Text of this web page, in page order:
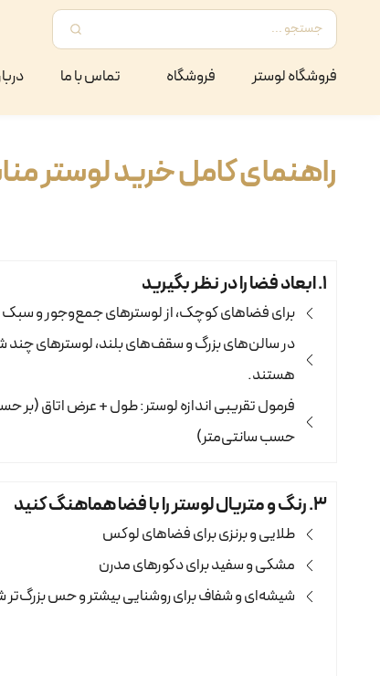
فروشگاه لوستر
فروشگاه تماس با ما
راهنمای کامل خرید لوستر
۱. ابعاد فضا را در نظر بگیرید
برای فضاهای کوچک، از لوسترهای جمع‌وجور و سبک
در سالن‌های بزرگ و سقف‌های بلند، لوسترهای چند
هستند.
حسب سانتی‌متر)
۳. رنگ و متریال لوستر را با فضا هماهنگ کنید
طلایی و برنزی برای فضاهای لوکس
مشکی و سفید برای دکورهای مدرن
شیشه‌ای و شفاف برای روشنایی بیشتر و حس